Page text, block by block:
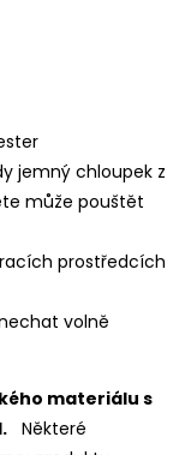
jemný chloupek z
může pouštět
prostředcích
volně
materiálu s
Některé